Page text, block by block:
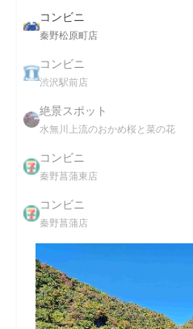
コンビニ
秦野松原町店
コンビニ
渋沢駅前店
絶景スポット
水無川上流のおかめ桜と菜の花
コンビニ
秦野菖蒲東店
コンビニ
秦野菖蒲店